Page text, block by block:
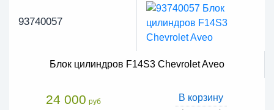
93740057
Блок цилиндров F14S3 Chevrolet Aveo
24 000 руб В корзину